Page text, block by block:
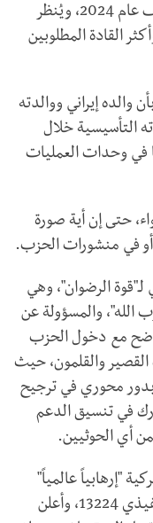
خصوصاً بعد اغتيال فؤاد شكر خلال صيف عام 2024، ويُنظر
القادة المطلوبين
بأن والده إيراني ووالدته
التأسيسية خلال
في وحدات العمليات
حتى إن أية صورة
أو في منشورات الحزب.
لـ"قوة الرضوان"، وهي
الله"، والمسؤولة عن
مع دخول الحزب
والقلمون، حيث
محوري في ترجيح
في تنسيق الدعم
أي الحوثيين.
"إرهابياً عالمياً"
ضمن لوائح المطلوبين بموجب الأمر التنفيذي 13224، وأعلن